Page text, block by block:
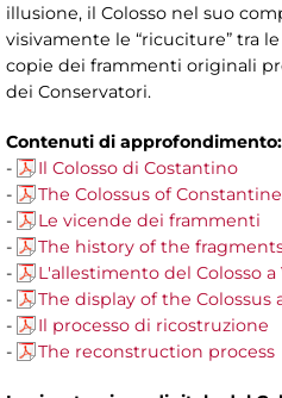
illusione, il Colosso nel suo
visivamente le “ricuciture” tra
copie dei frammenti originali
dei Conservatori.
Contenuti di approfondimento:
-
Il Colosso di Costantino
-
The Colossus of Constantine
-
Le vicende dei frammenti
-
The history of the
-
L'allestimento del Colosso a
-
The display of the Colossus
-
Il processo di ricostruzione
-
The reconstruction process